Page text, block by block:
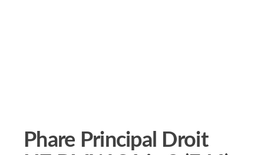
Phare Principal Droit